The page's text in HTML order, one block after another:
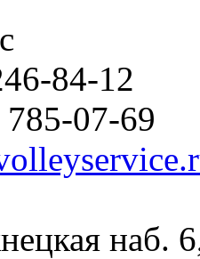
84-12
07-69
наб.